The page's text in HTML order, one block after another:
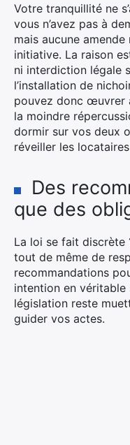
Votre tranquillité ne
vous n’avez pas à
mais aucune
initiative. La raison
ni interdiction légale
l’installation de
pouvez donc œuvrer
la moindre
dormir sur vos deux
réveiller les
Des
que des
La loi se fait discrète
tout de même de
recommandations
intention en véritable
législation reste
guider vos actes.